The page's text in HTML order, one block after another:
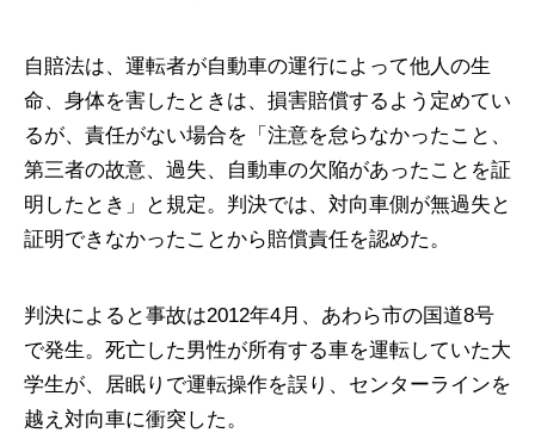
自賠法は、運転者が自動車の運行によって他人の生
命、身体を害したときは、損害賠償するよう定めてい
るが、責任がない場合を「注意を怠らなかったこと、
第三者の故意、過失、自動車の欠陥があったことを証
明したとき」と規定。判決では、対向車側が無過失と
証明できなかったことから賠償責任を認めた。
判決によると事故は2012年4月、あわら市の国道8号
で発生。死亡した男性が所有する車を運転していた大
学生が、居眠りで運転操作を誤り、センターラインを
越え対向車に衝突した。